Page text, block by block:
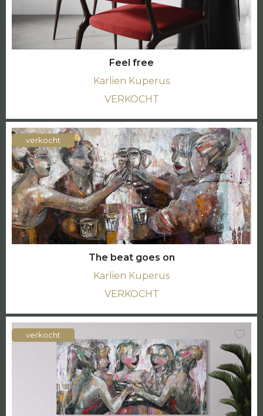
Feel free
Karlien Kuperus
VERKOCHT
verkocht
The beat goes on
Karlien Kuperus
VERKOCHT
verkocht